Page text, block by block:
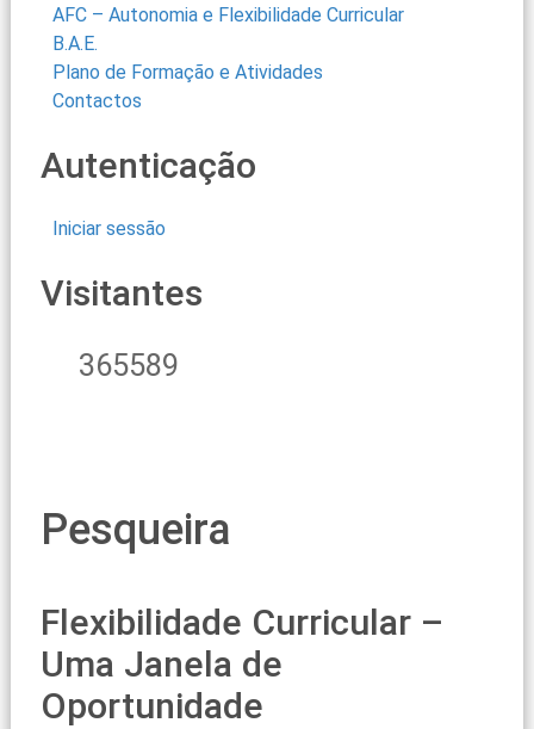
AFC – Autonomia e Flexibilidade Curricular
B.A.E.
Plano de Formação e Atividades
Contactos
Autenticação
Iniciar sessão
Visitantes
365589
Pesqueira
Flexibilidade Curricular –
Uma Janela de
Oportunidade